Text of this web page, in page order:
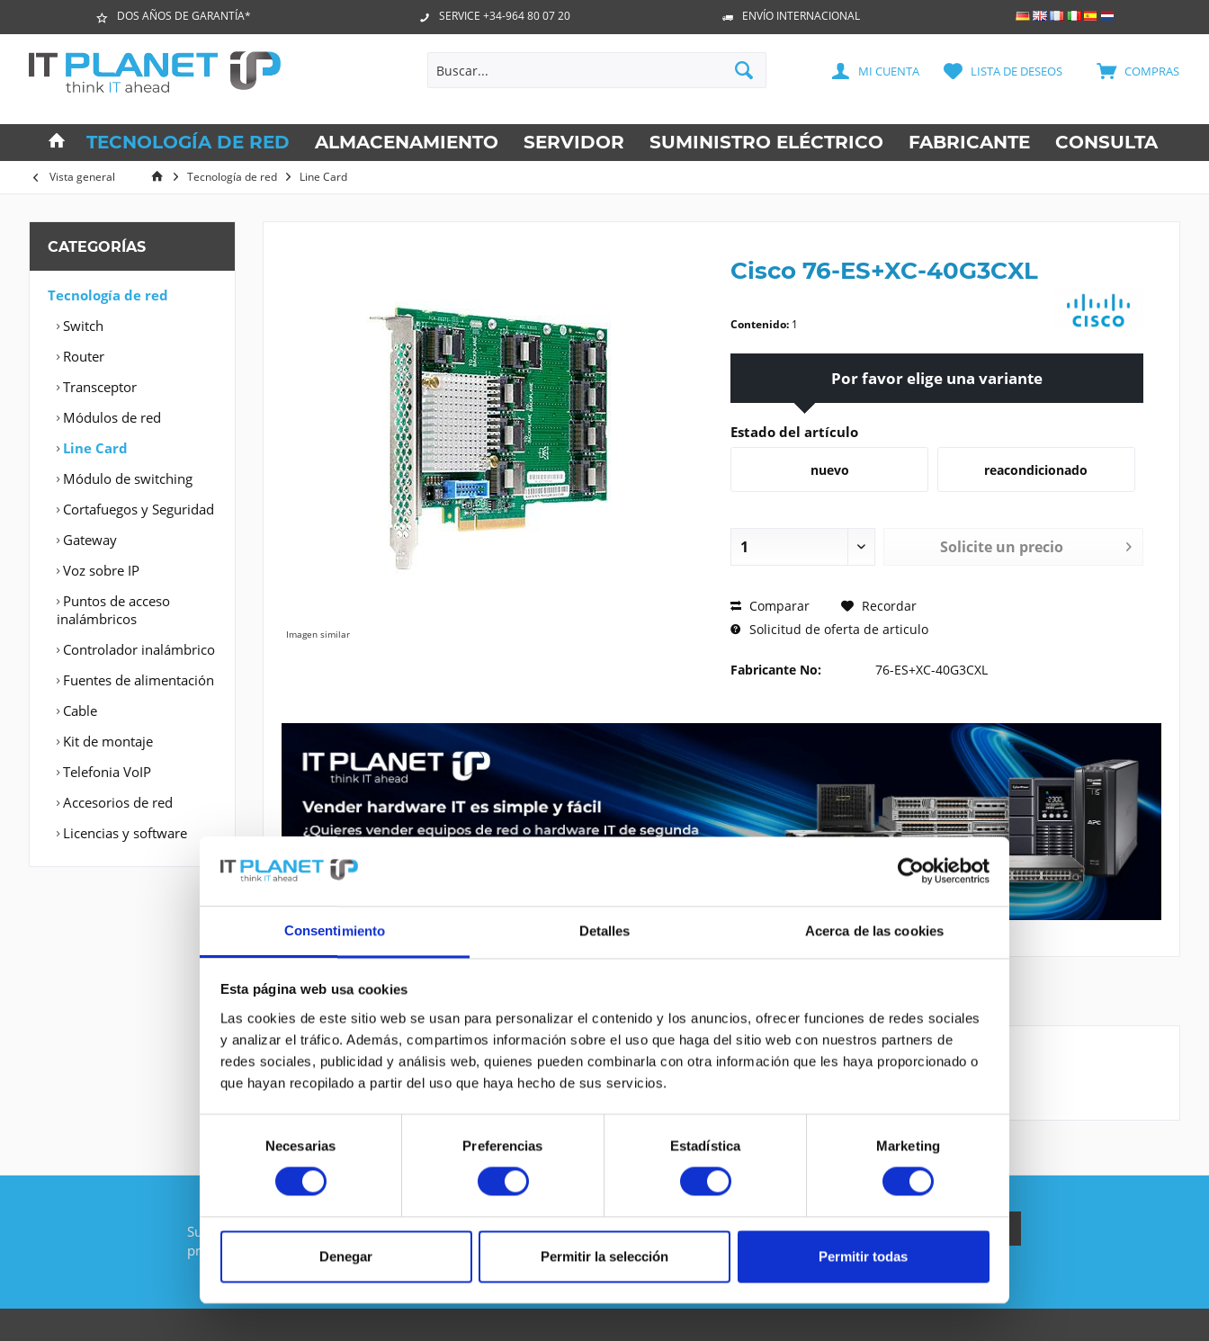
Consentimiento Detalles Acerca de las cookies
Esta página web usa cookies
Las cookies de este sitio web se usan para personalizar el contenido y los anuncios, ofrecer funciones de redes sociales
y analizar el tráfico. Además, compartimos información sobre el uso que haga del sitio web con nuestros partners de
redes sociales, publicidad y análisis web, quienes pueden combinarla con otra información que les haya proporcionado o
que hayan recopilado a partir del uso que haya hecho de sus servicios.
consentimiento
Necesarias Preferencias Estadística Marketing
Denegar Permitir la selección Permitir todas
DOS AÑOS DE GARANTÍA* SERVICE +34-964 80 07 20 ENVÍO INTERNACIONAL
COMPRAS
LISTA DE DESEOS
MI CUENTA
TECNOLOGÍA DE RED ALMACENAMIENTO SERVIDOR SUMINISTRO ELÉCTRICO FABRICANTE CONSULTA
Vista general Tecnología de red Line Card
CATEGORÍAS
Tecnología de red
Switch
Router
Transceptor
Módulos de red
Line Card
Módulo de switching
Cortafuegos y Seguridad
Gateway
Voz sobre IP
Puntos de acceso
inalámbricos
Controlador inalámbrico
Fuentes de alimentación
Cable
Kit de montaje
Telefonia VoIP
Accesorios de red
Licencias y software
Imagen similar
Cisco 76-ES+XC-40G3CXL
Contenido: 1
Por favor elige una variante
Estado del artículo
nuevo reacondicionado
Solicite un precio
SOLICITE UN PRECIO
Comparar
Recordar
Solicitud de oferta de articulo
Fabricante No: 76-ES+XC-40G3CXL
76-ES+XC-40G3CXL | Cisco Systems 76-ES+XC-40G3CXL 7600 ES+XC Combo 20x1GE/ 2x10GE, DFC3CXL
Suscríbase al boletín gratuito y no se pierda ninguna noticia o
promoción de IT-Planet.
política de privacidad